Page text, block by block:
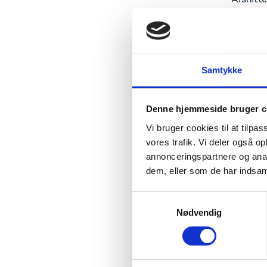
Samtykke
Denne hjemmeside bruger
Vi bruger cookies til at
vores trafik. Vi deler også
annonceringspartnere og
dem, eller som de har
Nødvendig
skabe
Vi
men vi
SPS vil